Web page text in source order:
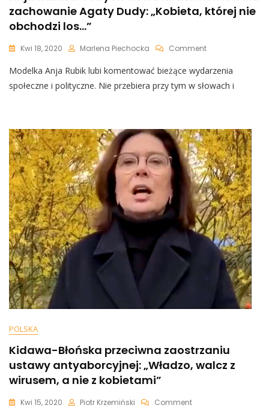
zachowanie Agaty Dudy: „Kobieta, której nie
obchodzi los…”
Kwi 18, 2020 Marlena Piechocka CommentOn
Rubik
W
Zachowanie
Agaty
Dudy:
„Kobieta,
Której
Nie
Obchodzi
Los…”
Modelka Anja Rubik lubi komentować bieżące wydarzenia
społeczne i polityczne. Nie przebiera przy tym w słowach i
POLSKA
Kidawa-Błońska przeciwna zaostrzaniu
ustawy antyaborcyjnej: „Władzo, walcz z
wirusem, a nie z kobietami”
Kwi 15, 2020 Piotr Krzemiński CommentOn